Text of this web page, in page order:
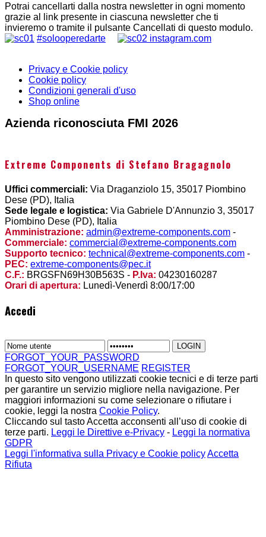
Potrai cancellarti dalla nostra newsletter in ogni momento
grazie al link presente in ciascuna newsletter che ti
invieremo o tramite il pulsante Cancellati di questo modulo.
#solooperedarte
instagram.com
Privacy e Cookie policy
Cookie policy
Condizioni generali d'uso
Shop online
Azienda riconosciuta FMI 2026
Extreme Components di Stefano Bragagnolo
Uffici commerciali: Via Draganziolo 15, 35017 Piombino
Dese (PD), Italia
Sede legale e logistica: Via Gabriele D'Annunzio 3, 35017
Piombino Dese (PD), Italia
Amministrazione: admin@extreme-components.com -
Commerciale: commercial@extreme-components.com
Supporto tecnico: technical@extreme-components.com -
PEC: extreme-components@pec.it
C.F.: BRGSFN69H30B563S - P.Iva: 04230160287
Orari di apertura: Lunedì-Venerdì 8:00/17:00
Accedi
FORGOT_YOUR_PASSWORD
FORGOT_YOUR_USERNAME REGISTER
In questo sito vengono utilizzati cookie tecnici e di terze parti
per garantire un servizio migliore nella navigazione. Per
maggiori informazioni su come selezionare o rifiutare i
cookie, leggi la nostra Cookie Policy.
Cliccando sul tasto Accetta acconsenti all’uso di cookie di
terze parti. Leggi le Direttive e-Privacy - Leggi la normativa
GDPR
Leggi l'informativa sulla Privacy e Cookie policyAccetta
Rifiuta